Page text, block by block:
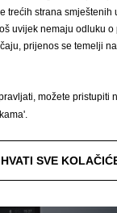
Combo
trećih strana smještenih
uvijek nemaju odluku o
prijenos se temelji
možete pristupiti
SVE